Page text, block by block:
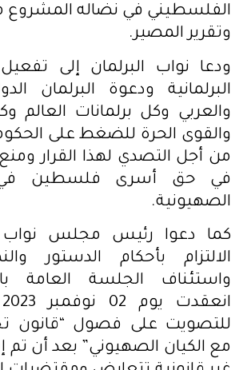
الفلسطيني في نضاله المشروع
وتقرير المصير.
ودعا نواب البرلمان إلى
البرلمانية ودعوة البرلمان
والعربي وكل برلمانات العالم
والقوى الحرة للضغط على
من أجل التصدي لهذا القرار
في حق أسرى فلسطين في
الصهيونية.
كما دعوا رئيس مجلس
الالتزام بأحكام الدستور
واستئناف الجلسة العامة
للتصويت على فصول “قانون
مع الكيان الصهيوني” بعد أن تم